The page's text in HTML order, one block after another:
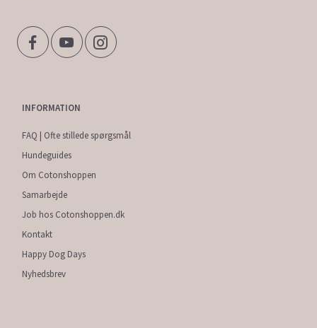
INFORMATION
FAQ | Ofte stillede spørgsmål
Hundeguides
Om Cotonshoppen
Samarbejde
Job hos Cotonshoppen.dk
Kontakt
Happy Dog Days
Nyhedsbrev